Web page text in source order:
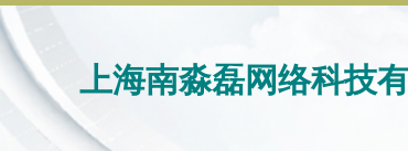
上海南淼磊网络科技